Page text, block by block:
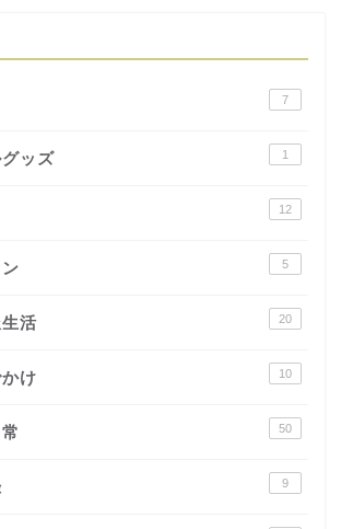
7
ッズ 1
12
5
活 20
け 10
50
9